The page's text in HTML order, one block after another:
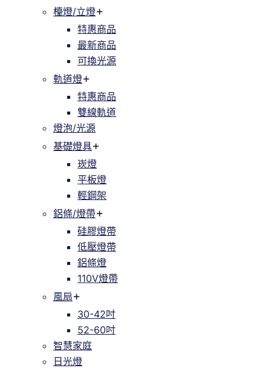
檯燈/立燈
特惠商品
最新商品
可換光源
軌道燈
特惠商品
雙線軌道
燈泡/光源
基礎燈具
崁燈
平板燈
輕鋼架
鋁條/燈帶
硅膠燈帶
低壓燈帶
鋁條燈
110V燈帶
風扇
30-42吋
52-60吋
智慧家庭
日光燈